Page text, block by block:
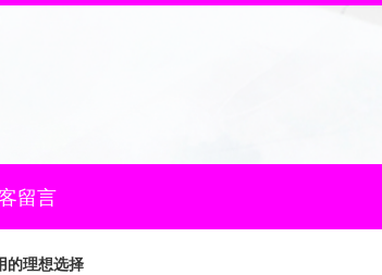
留言
的理想选择